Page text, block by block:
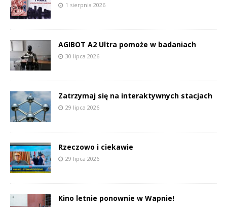
1 sierpnia 2026
AGIBOT A2 Ultra pomoże w badaniach
30 lipca 2026
Zatrzymaj się na interaktywnych stacjach
29 lipca 2026
Rzeczowo i ciekawie
29 lipca 2026
Kino letnie ponownie w Wapnie!